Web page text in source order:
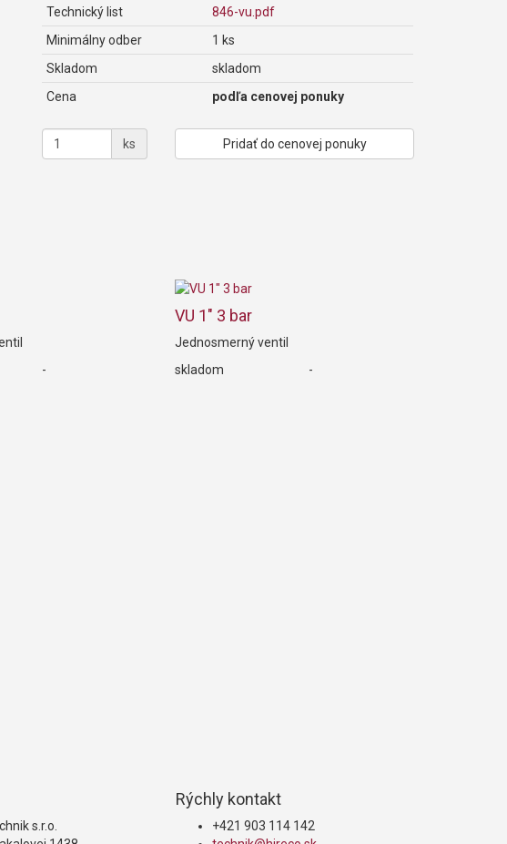
Technický list
846-vu.pdf
Minimálny odber
1 ks
Skladom
skladom
Cena
podľa cenovej ponuky
ks Pridať do cenovej ponuky
-
VU 1" 3 bar
Jednosmerný ventil
skladom
-
s.r.o.
Rýchly kontakt
+421 903 114 142